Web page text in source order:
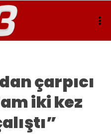
çarpıcı
iki kez